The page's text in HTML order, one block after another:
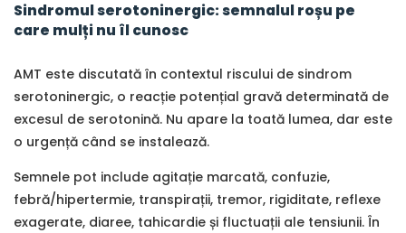
Sindromul serotoninergic: semnalul roșu pe
care mulți nu îl cunosc
AMT este discutată în contextul riscului de sindrom
serotoninergic, o reacție potențial gravă determinată de
excesul de serotonină. Nu apare la toată lumea, dar este
o urgență când se instalează.
Semnele pot include agitație marcată, confuzie,
febră/hipertermie, transpirații, tremor, rigiditate, reflexe
exagerate, diaree, tahicardie și fluctuații ale tensiunii. În